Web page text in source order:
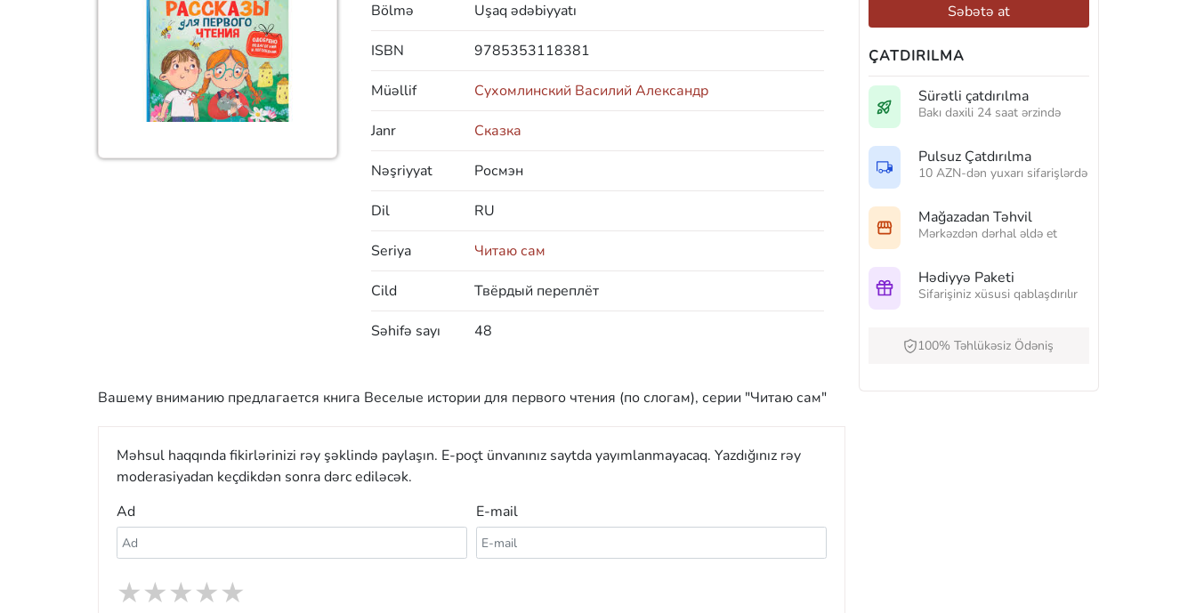
Bölmə Uşaq ədəbiyyatı
ISBN 9785353118381
Müəllif Сухомлинский Василий Александр
Janr Сказка
Nəşriyyat Росмэн
Dil RU
Seriya Читаю сам
Cild Твёрдый переплёт
Səhifə sayı 48
Вашему вниманию предлагается книга Веселые истории для первого чтения (по слогам), серии "Читаю сам"
Məhsul haqqında fikirlərinizi rəy şəklində paylaşın. E-poçt ünvanınız saytda yayımlanmayacaq. Yazdığınız rəy
moderasiyadan keçdikdən sonra dərc ediləcək.
Ad
E-mail
★
★
★
★
★
Səbətə at
ÇATDIRILMA
Sürətli çatdırılma
Bakı daxili 24 saat ərzində
Pulsuz Çatdırılma
10 AZN-dən yuxarı sifarişlərdə
Mağazadan Təhvil
Mərkəzdən dərhal əldə et
Hədiyyə Paketi
Sifarişiniz xüsusi qablaşdırılır
100% Təhlükəsiz Ödəniş